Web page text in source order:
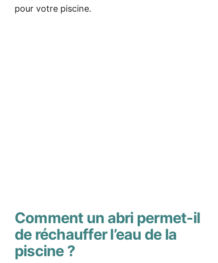
pour votre piscine.
Comment un abri permet-il
de réchauffer l’eau de la
piscine ?